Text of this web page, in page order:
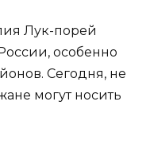
Лук-порей
особенно
Сегодня, не
могут носить